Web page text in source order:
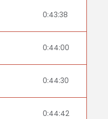
0:43:38
0:44:00
0:44:30
0:44:42